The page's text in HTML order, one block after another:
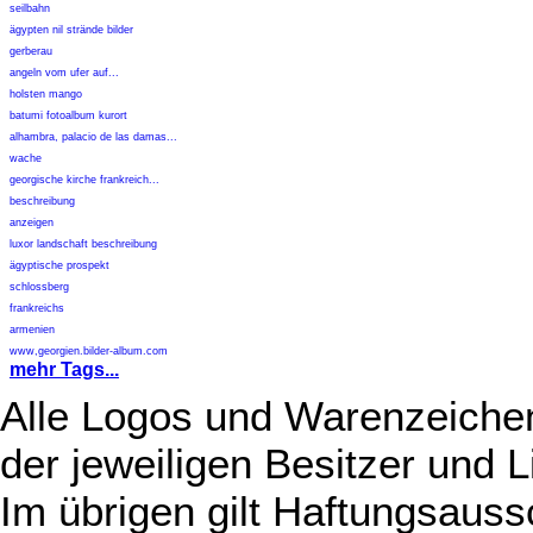
seilbahn
ägypten nil strände bilder
gerberau
angeln vom ufer auf...
holsten mango
batumi fotoalbum kurort
alhambra, palacio de las damas...
wache
georgische kirche frankreich...
beschreibung
anzeigen
luxor landschaft beschreibung
ägyptische prospekt
schlossberg
frankreichs
armenien
www,georgien.bilder-album.com
mehr Tags...
Alle Logos und
der jeweiligen Besitzer und
Im übrigen gilt